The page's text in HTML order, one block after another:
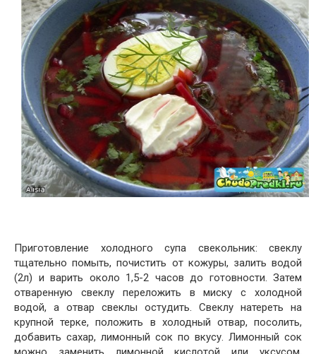
Приготовление холодного супа свекольник: свеклу
тщательно помыть, почистить от кожуры, залить водой
(2л) и варить около 1,5-2 часов до готовности. Затем
отваренную свеклу переложить в миску с холодной
водой, а отвар свеклы остудить. Свеклу натереть на
крупной терке, положить в холодный отвар, посолить,
добавить сахар, лимонный сок по вкусу. Лимонный сок